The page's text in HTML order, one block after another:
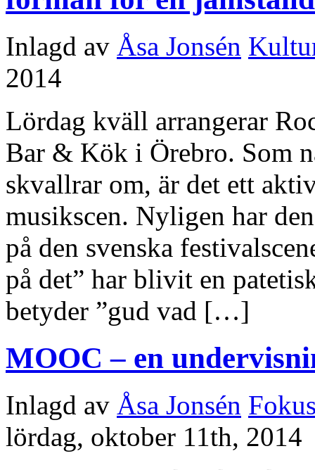
Inlagd av Åsa Jonsén
2014
Lördag kväll arrangerar
Bar & Kök i Örebro. Som
skvallrar om, är det ett
musikscen. Nyligen har
på den svenska
på det” har blivit en
betyder ”gud vad […]
MOOC – en
Inlagd av Åsa Jonsén
lördag, oktober 11th, 2014